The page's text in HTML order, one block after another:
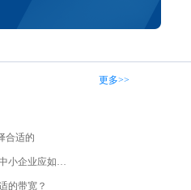
更多>>
合适的
应如何选择？
的带宽？